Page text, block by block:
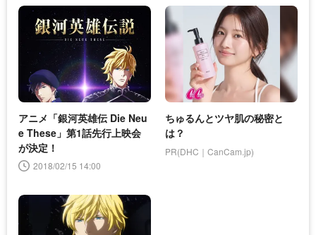
アニメ「銀河英雄伝 Die Neu
e These」第1話先行上映会
が決定！
2018/02/15 14:00
ちゅるんとツヤ肌の秘密と
は？
PR(DHC｜CanCam.jp)